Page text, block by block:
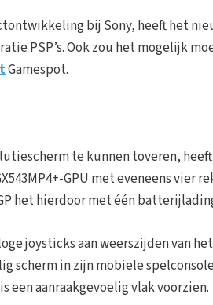
bij Sony, heeft het
PSP’s. Ook zou het mogelijk
Gamespot.
te kunnen toveren, heeft
GPU met eveneens vier
het hierdoor met één
joysticks aan weerszijden van
scherm in zijn mobiele
een aanraakgevoelig vlak voorzien.